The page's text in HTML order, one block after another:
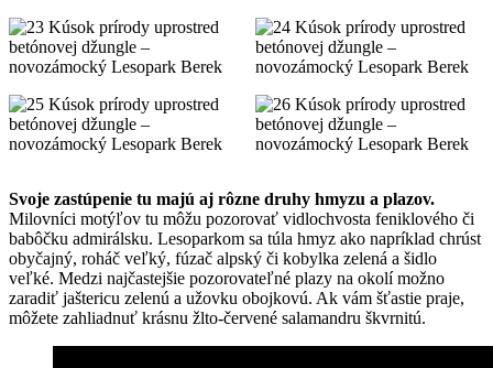
Svoje zastúpenie tu majú aj rôzne druhy hmyzu a plazov.
Milovníci motýľov tu môžu pozorovať vidlochvosta feniklového či
babôčku admirálsku. Lesoparkom sa túla hmyz ako napríklad chrúst
obyčajný, roháč veľký, fúzač alpský či kobylka zelená a šidlo
veľké. Medzi najčastejšie pozorovateľné plazy na okolí možno
zaradiť jaštericu zelenú a užovku obojkovú. Ak vám šťastie praje,
môžete zahliadnuť krásnu žlto-červené salamandru škvrnitú.